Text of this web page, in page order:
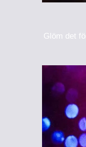
Glöm det